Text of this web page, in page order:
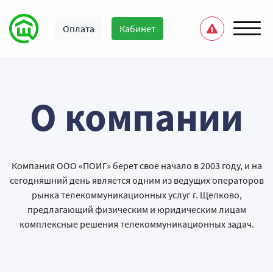
Оплата Кабинет
О компании
Компания ООО «ПОИГ» берет свое начало в 2003 году, и на
сегодняшний день является одним из ведущих операторов
рынка телекоммуникационных услуг г. Щелково,
предлагающий физическим и юридическим лицам
комплексные решения телекоммуникационных задач.